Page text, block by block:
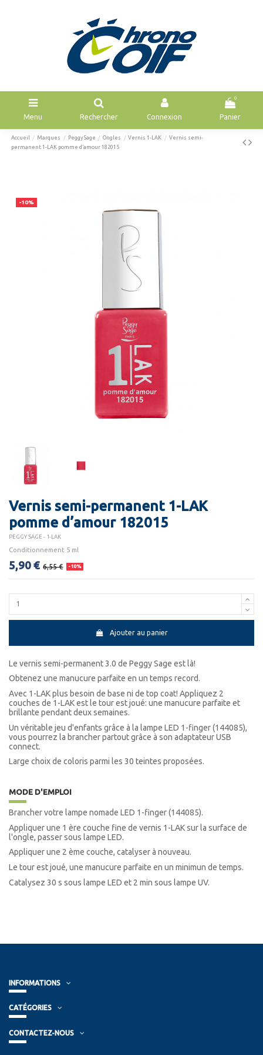
Menu Rechercher Connexion
0
Panier
Accueil Marques Peggy Sage Ongles Vernis 1-LAK
Vernis semi-
permanent 1-LAK pomme d’amour 182015
-10%
Vernis semi-permanent 1-LAK
pomme d’amour 182015
PEGGY SAGE - 1-LAK
Conditionnement 5 ml
5,90 € 6,55 € -10%
Ajouter au panier
Le vernis semi-permanent 3.0 de Peggy Sage est là!
Obtenez une manucure parfaite en un temps record.
Avec 1-LAK plus besoin de base ni de top coat! Appliquez 2
couches de 1-LAK est le tour est joué: une manucure parfaite et
brillante pendant deux semaines.
Un véritable jeu d'enfants grâce à la lampe LED 1-finger (144085),
vous pourrez la brancher partout grâce à son adaptateur USB
connect.
Large choix de coloris parmi les 30 teintes proposées.
MODE D'EMPLOI
Brancher votre lampe nomade LED 1-finger (144085).
Appliquer une 1 ère couche fine de vernis 1-LAK sur la surface de
l'ongle, passer sous lampe LED.
Appliquer une 2 ème couche, catalyser à nouveau.
Le tour est joué, une manucure parfaite en un minimun de temps.
Catalysez 30 s sous lampe LED et 2 min sous lampe UV.
INFORMATIONS
CATÉGORIES
CONTACTEZ-NOUS